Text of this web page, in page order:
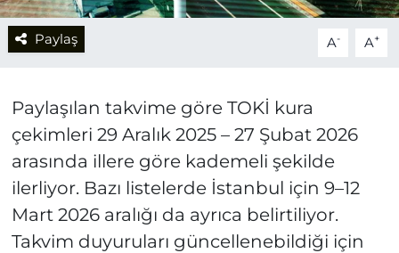
Paylaş A- A+
Paylaşılan takvime göre TOKİ kura
çekimleri 29 Aralık 2025 – 27 Şubat 2026
arasında illere göre kademeli şekilde
ilerliyor. Bazı listelerde İstanbul için 9–12
Mart 2026 aralığı da ayrıca belirtiliyor.
Takvim duyuruları güncellenebildiği için